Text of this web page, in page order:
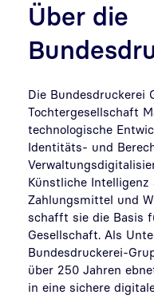
Über die
Die Bundesdruckerei
Tochtergesellschaft
technologische
Identitäts- und
Künstliche Intelligenz
Zahlungsmittel und
schafft sie die Basis
Gesellschaft. Als
Bundesdruckerei-
über 250 Jahren
in eine sichere